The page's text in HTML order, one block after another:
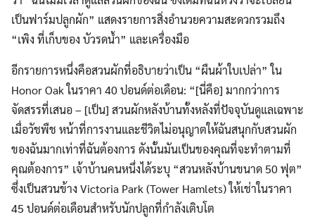
Search
for:
Search
เป็นฟาร์มปลูกผัก” แสดงรายการสิ่งอำนวยความสะดวกรวมถึง
“เพิง ที่เก็บของ บัวรดน้ำ” และเครื่องมือ
อีกรายการหนึ่งคือสวนผักที่อธิบายว่าเป็น “ผืนผ้าใบเปล่า” ใน
Honor Oak ในราคา 40 ปอนด์ต่อเดือน: “[นี่คือ] มากกว่าการ
จัดสรรที่เสนอ – [เป็น] สวนผักหลังบ้านทั้งหลังที่ปัจจุบันดูแลเฉพาะ
เมื่อวัชพืช หน้าที่การงานและชีวิตไม่อนุญาตให้ฉันสนุกกับสวนผัก
ของฉันมากเท่าที่ฉันต้องการ ดังนั้นมันเป็นของคุณที่จะทำตามที่
คุณต้องการ” เจ้าบ้านคนหนึ่งได้ระบุ “สวนหลังบ้านขนาด 50 ฟุต”
ซึ่งเป็นสวนข้าง Victoria Park (Tower Hamlets) ให้เช่าในราคา
45 ปอนด์ต่อเดือนสำหรับนักปลูกที่กำลังเติบโต